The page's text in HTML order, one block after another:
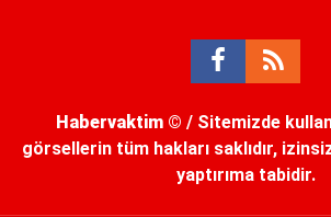
Habervaktim © / Sitemizde
görsellerin tüm hakları saklıdır,
yaptırıma tabidir.